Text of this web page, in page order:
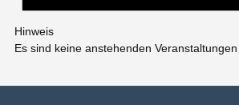
Hinweis
Es sind keine anstehenden Veranstaltungen